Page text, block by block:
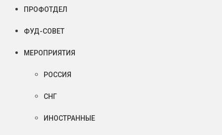
ПРОФОТДЕЛ
ФУД-СОВЕТ
МЕРОПРИЯТИЯ
РОССИЯ
СНГ
ИНОСТРАННЫЕ